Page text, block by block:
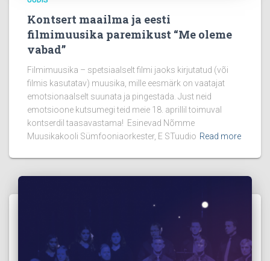
Kontsert maailma ja eesti
filmimuusika paremikust “Me oleme
vabad”
Filmimuusika – spetsiaalselt filmi jaoks kirjutatud (või
filmis kasutatav) muusika, mille eesmärk on vaatajat
emotsionaalselt suunata ja pingestada. Just neid
emotsioone kutsumegi teid meie 18. aprillil toimuval
kontserdil taasavastama! Esinevad Nõmme
Muusikakooli Sümfooniaorkester, E STuudio Read more